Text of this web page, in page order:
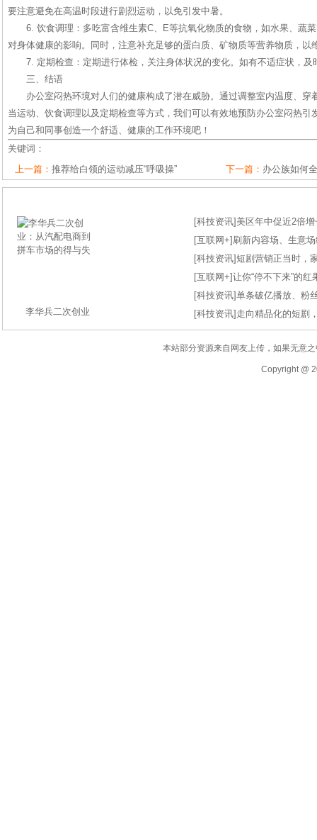
要注意避免在高温时段进行剧烈运动，以免引发中暑。
6. 饮食调理：多吃富含维生素C、E等抗氧化物质的食物，如水果、蔬
对身体健康的影响。同时，注意补充足够的蛋白质、矿物质等营养物质，以
7. 定期检查：定期进行体检，关注身体状况的变化。如有不适症状，及
三、结语
办公室闷热环境对人们的健康构成了潜在威胁。通过调整室内温度、穿
当运动、饮食调理以及定期检查等方式，我们可以有效地预防办公室闷热引
为自己和同事创造一个舒适、健康的工作环境吧！
关键词：
上一篇： 推荐给白领的运动减压“呼吸操” 下一篇： 办公族如何
李华兵二次创业
[科技资讯] 美区年中促近2倍
[互联网+] 刷新内容场、生意
[科技资讯]短剧营销正当时，
[互联网+]让你“停不下来”的
[科技资讯]单条破亿播放、粉
[科技资讯] 走向精品化的短剧
本站部分资源来自网友上传，如果无意
Copyright @